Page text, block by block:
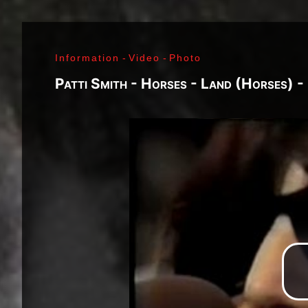
Information - Video - Photo
Patti Smith - Horses - Land (Horses) -
Fred «Sonic» Smith - Kasim Sulton - Oliver
Jimi Hendrix - Noel Redding - Mitch Mitchell -
- Brad Campbell - Clark Pierson - Ad-Rock -
Jones - Sid Vicious - Glen Matlock - Paul Cook
Émile Hanela «Jeannot» - Brian Johnson - Bon
Rudd | My Generation - 1965, Jimi Plays
Thrills - 1968, Electric Ladyland - 1968, Waiting
1969, III - 1970, Morrison Hotel - 1970, IV -
Holy - 1973, Physical Graffiti - 1975, Horses -
Never Mind The Bollocks, Here's The Sex
Enough Rope - 1978, Highway To Hell - 1979,
Black - 1980, Love Will Tear Us Apart - 1980,